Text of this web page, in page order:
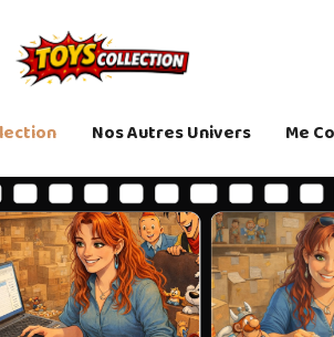
Nos Autres Univers Me